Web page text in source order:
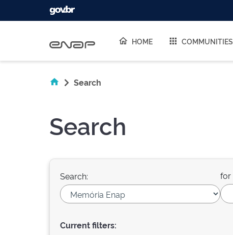
HOME COMMUNITIES
Search
Search
Search: for
Current filters: